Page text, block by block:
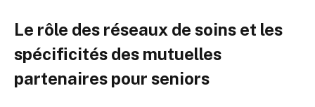
Le rôle des réseaux de soins et les
spécificités des mutuelles
partenaires pour seniors